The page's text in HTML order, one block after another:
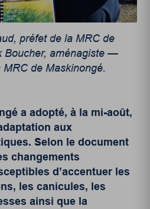
préfet de la MRC de
Boucher, aménagiste —
de Maskinongé.
a adopté, à la mi-août,
aux
Selon le document
changements
d’accentuer les
les canicules, les
ainsi que la